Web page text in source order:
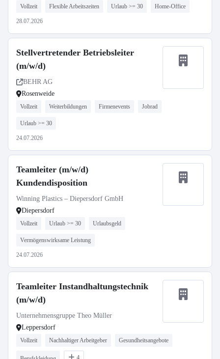
Vollzeit Flexible Arbeitszeiten Urlaub >= 30 Home-Office
28.07.2026
Stellvertretender Betriebsleiter
(m/w/d)
BEHR AG
Rosenweide
Vollzeit Weiterbildungen Firmenevents Jobrad
Urlaub >= 30
24.07.2026
Teamleiter (m/w/d)
Kundendisposition
Winning Plastics – Diepersdorf GmbH
Diepersdorf
Vollzeit Urlaub >= 30 Urlaubsgeld
Vermögenswirksame Leistung
24.07.2026
Teamleiter Instandhaltungstechnik
(m/w/d)
Unternehmensgruppe Theo Müller
Leppersdorf
Vollzeit Nachhaltiger Arbeitgeber Gesundheitsangebote
4